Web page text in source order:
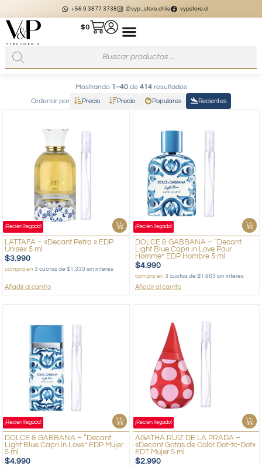
+56 9 3877 3738 @vyp_store.chile vypstore.cl
$0
Mostrando 1–40de 414resultados
Ordenar por
Precio Precio Populares Recientes
¡Recién llegado!
LATTAFA – «Decant Petra » EDP
Unisex 5 ml
$3.990
compra en3 cuotas de $1.330 sin interés
Añadir al carrito
¡Recién llegado!
DOLCE & GABBANA – “Decant
Light Blue Capri in Love Pour
Homme” EDP Hombre 5 ml
$4.990
compra en 3 cuotas de $1.663 sin interés
Añadir al carrito
¡Recién llegado!
DOLCE & GABBANA – “Decant
Light Blue Capri in Love” EDP Mujer
5 ml
$4.990
¡Recién llegado!
AGATHA RUIZ DE LA PRADA –
«Decant Gotas de Color Dot-to-Dot»
EDT Mujer 5 ml
$2.990